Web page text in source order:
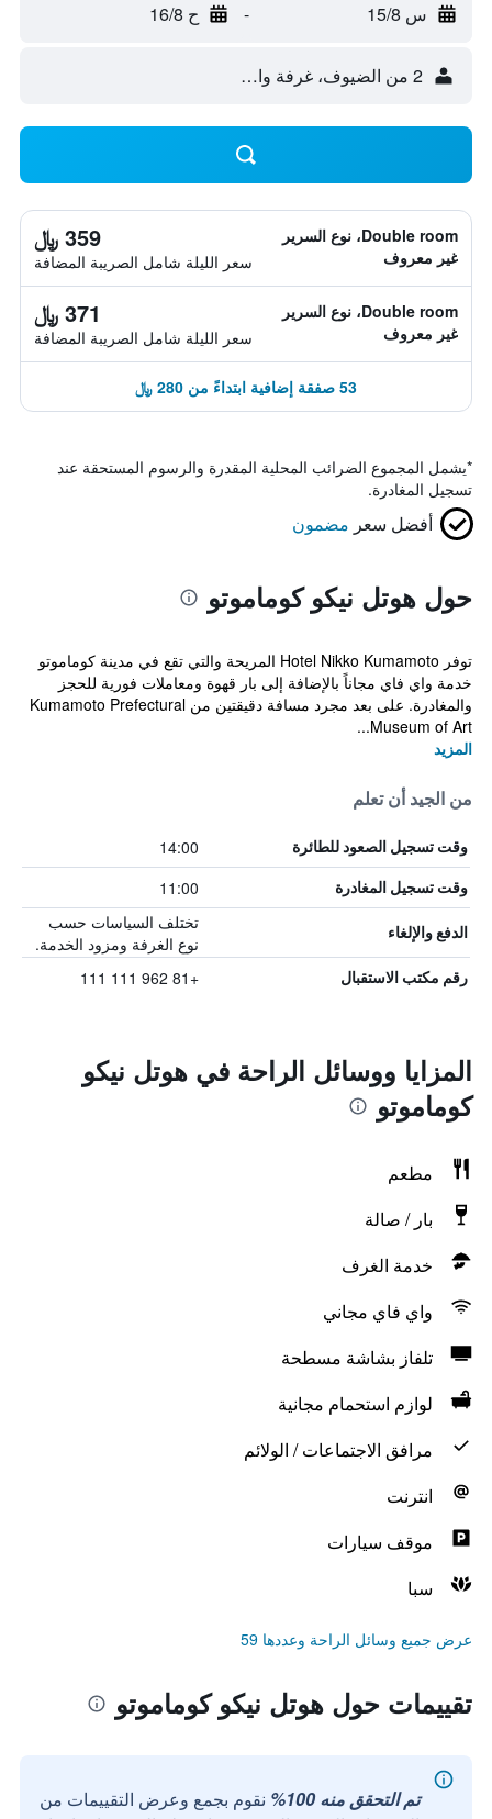
س 15/8 - ح 16/8
2 من الضيوف، غرفة واحدة
Double room، نوع السرير
غير معروف
359 ﷼
سعر الليلة شامل الصريبة المضافة
Double room، نوع السرير
غير معروف
371 ﷼
سعر الليلة شامل الصريبة المضافة
53 صفقة إضافية ابتداءً من 280 ﷼
*يشمل المجموع الضرائب المحلية المقدرة والرسوم المستحقة عند
تسجيل المغادرة.
أفضل سعر مضمون
حول هوتل نيكو كوماموتو
توفر Hotel Nikko Kumamoto المريحة والتي تقع في مدينة كوماموتو
خدمة واي فاي مجاناً بالإضافة إلى بار قهوة ومعاملات فورية للحجز
والمغادرة. على بعد مجرد مسافة دقيقتين من Kumamoto Prefectural
Museum of Art...
المزيد
من الجيد أن تعلم
وقت تسجيل الصعود للطائرة 14:00
وقت تسجيل المغادرة 11:00
الدفع والإلغاء
تختلف السياسات حسب
نوع الغرفة ومزود الخدمة.
رقم مكتب الاستقبال +81 962 111 111
المزايا ووسائل الراحة في هوتل نيكو
كوماموتو
مطعم
بار / صالة
خدمة الغرف
واي فاي مجاني
تلفاز بشاشة مسطحة
لوازم استحمام مجانية
مرافق الاجتماعات / الولائم
انترنت
موقف سيارات
سبا
عرض جميع وسائل الراحة وعددها 59
تقييمات حول هوتل نيكو كوماموتو
تم التحقق منه 100%
نقوم بجمع وعرض التقييمات من